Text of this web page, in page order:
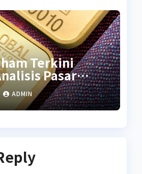
Terkini
Pasar
ADMIN